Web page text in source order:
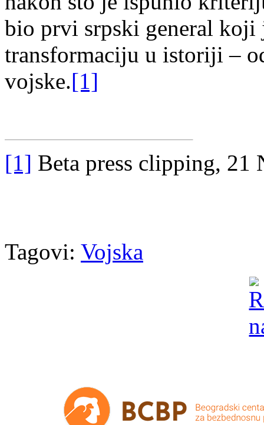
bio prvi srpski general
transformaciju u istoriji –
vojske.[1]
[1] Beta press clipping, 21
Tagovi: Vojska